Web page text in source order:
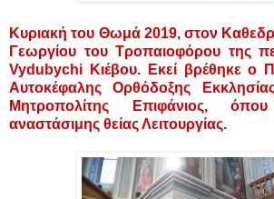
Κυριακή του Θωμά 2019, στον
Γεωργίου του Τροπαιοφόρου της
Vydubychi Κιέβου. Εκεί βρέθηκε ο
Αυτοκέφαλης Ορθόδοξης
Μητροπολίτης Επιφάνιος,
αναστάσιμης θείας Λειτουργίας.